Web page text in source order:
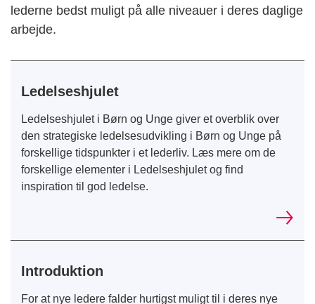
lederne bedst muligt på alle niveauer i deres daglige
arbejde.
Ledelseshjulet
Ledelseshjulet i Børn og Unge giver et overblik over
den strategiske ledelsesudvikling i Børn og Unge på
forskellige tidspunkter i et lederliv. Læs mere om de
forskellige elementer i Ledelseshjulet og find
inspiration til god ledelse.
Introduktion
For at nye ledere falder hurtigst muligt til i deres nye